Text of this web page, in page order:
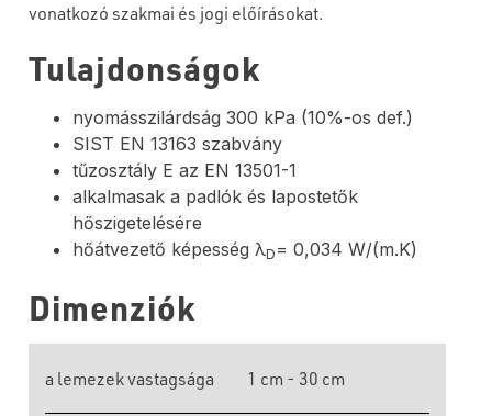
vonatkozó szakmai és jogi előírásokat.
Tulajdonságok
nyomásszilárdság 300 kPa (10%-os def.)
SIST EN 13163 szabvány
tűzosztály E az EN 13501-1
alkalmasak a padlók és lapostetők
hőszigetelésére
hőátvezető képesség λD = 0,034 W/(m.K)
Dimenziók
a lemezek vastagsága 1 cm - 30 cm